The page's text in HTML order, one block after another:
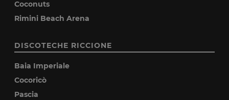
Coconuts
Rimini Beach Arena
DISCOTECHE RICCIONE
Baia Imperiale
Cocoricò
Pascia